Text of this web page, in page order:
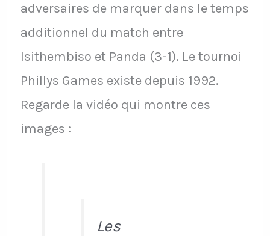
adversaires de marquer dans le temps
additionnel du match entre
Isithembiso et Panda (3-1). Le tournoi
Phillys Games existe depuis 1992.
Regarde la vidéo qui montre ces
images :
Les